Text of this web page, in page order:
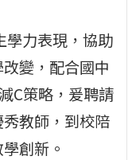
學力表現，協助
變，配合國中
C策略，爰聘請
教師，到校陪
創新。